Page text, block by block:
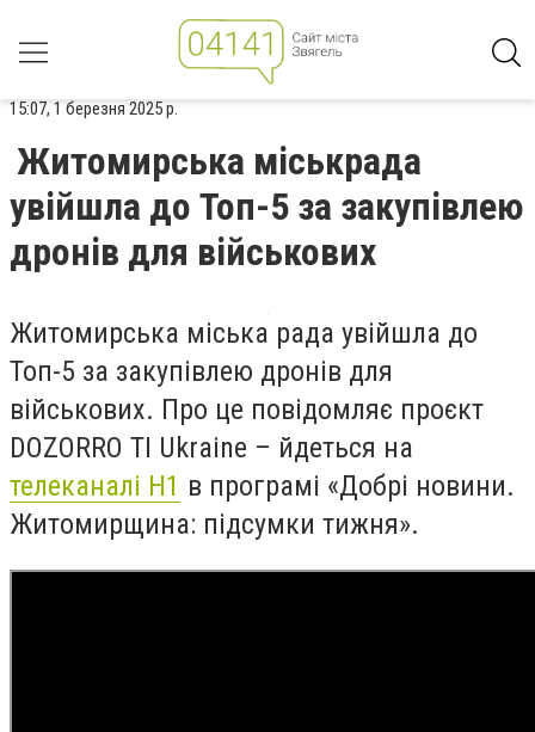
15:07, 1 березня 2025 р.
Житомирська міськрада
увійшла до Топ-5 за закупівлею
дронів для військових
Житомирська міська рада увійшла до
Топ-5 за закупівлею дронів для
військових. Про це повідомляє проєкт
DOZORRO TI Ukraine – йдеться на
телеканалі Н1 в програмі «Добрі новини.
Житомирщина: підсумки тижня».